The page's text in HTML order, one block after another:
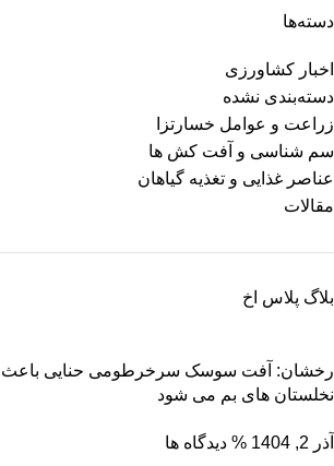
دسته‌ها
اخبار کشاورزی
دسته‌بندی نشده
زراعت و عوامل خسارتزا
سم شناسی و آفت کش ها
عناصر غذایی و تغذیه گیاهان
مقالات
بلاگ پلاس اخ
رخشان: آفت سوسک سرخرطومی حنایی
نخلستان های بم می شود
آذر 2, 1404 % دیدگاه ها